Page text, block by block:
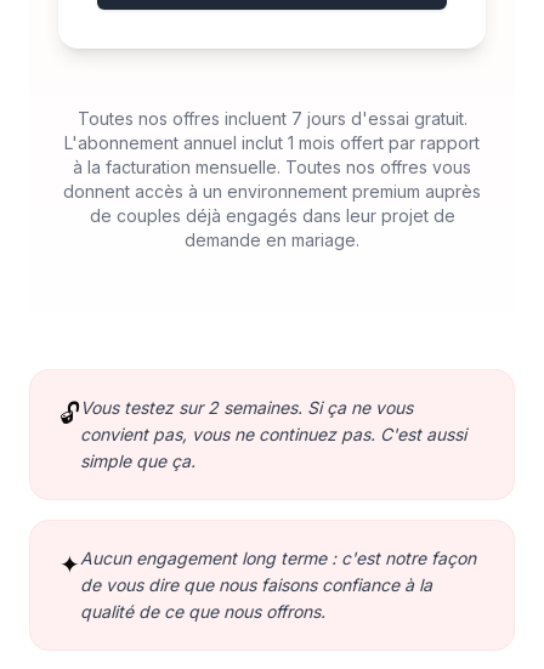
Toutes nos offres incluent 7 jours d'essai gratuit.
L'abonnement annuel inclut 1 mois offert par rapport
à la facturation mensuelle. Toutes nos offres vous
donnent accès à un environnement premium auprès
de couples déjà engagés dans leur projet de
demande en mariage.
🔓Vous testez sur 2 semaines. Si ça ne vous
convient pas, vous ne continuez pas. C'est aussi
simple que ça.
✦Aucun engagement long terme : c'est notre façon
de vous dire que nous faisons confiance à la
qualité de ce que nous offrons.